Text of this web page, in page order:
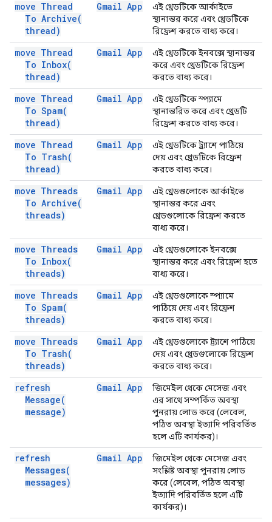
move Thread
To Archive(
thread)
Gmail App
এই থ্রেডটিকে আর্কাইভে
স্থানান্তর করে এবং থ্রেডটিকে
রিফ্রেশ করতে বাধ্য করে।
move Thread
To Inbox(
thread)
Gmail App
এই থ্রেডটিকে ইনবক্সে স্থানান্তর
করে এবং থ্রেডটিকে রিফ্রেশ
করতে বাধ্য করে।
move Thread
To Spam(
thread)
Gmail App
এই থ্রেডটিকে স্প্যামে
স্থানান্তরিত করে এবং থ্রেডটি
রিফ্রেশ করতে বাধ্য করে।
move Thread
To Trash(
thread)
Gmail App
এই থ্রেডটিকে ট্র্যাশে পাঠিয়ে
দেয় এবং থ্রেডটিকে রিফ্রেশ
করতে বাধ্য করে।
move Threads
To Archive(
threads)
Gmail App
এই থ্রেডগুলোকে আর্কাইভে
স্থানান্তর করে এবং
থ্রেডগুলোকে রিফ্রেশ করতে
বাধ্য করে।
move Threads
To Inbox(
threads)
Gmail App
এই থ্রেডগুলোকে ইনবক্সে
স্থানান্তর করে এবং রিফ্রেশ হতে
বাধ্য করে।
move Threads
To Spam(
threads)
Gmail App
এই থ্রেডগুলোকে স্প্যামে
পাঠিয়ে দেয় এবং রিফ্রেশ
করতে বাধ্য করে।
move Threads
To Trash(
threads)
Gmail App
এই থ্রেডগুলোকে ট্র্যাশে পাঠিয়ে
দেয় এবং থ্রেডগুলোকে রিফ্রেশ
করতে বাধ্য করে।
refresh
Message(
message)
Gmail App
জিমেইল থেকে মেসেজ এবং
এর সাথে সম্পর্কিত অবস্থা
পুনরায় লোড করে (লেবেল,
পঠিত অবস্থা ইত্যাদি পরিবর্তিত
হলে এটি কার্যকর)।
refresh
Messages(
messages)
Gmail App
জিমেইল থেকে মেসেজ এবং
সংশ্লিষ্ট অবস্থা পুনরায় লোড
করে (লেবেল, পঠিত অবস্থা
ইত্যাদি পরিবর্তিত হলে এটি
কার্যকর)।